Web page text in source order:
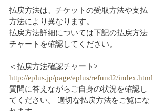
払戻方法は、チケットの受取方法や支払
方法により異なります。
払戻方法詳細については下記の払戻方法
チャートを確認してください。
＜払戻方法確認チャート>
http://eplus.jp/page/eplus/refund2/index.html
質問に答えながらご自身の状況を確認し
てください。 適切な払戻方法をご覧にな